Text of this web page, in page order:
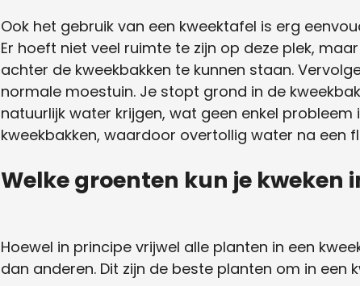
Ook het gebruik van een kweektafel is erg
Er hoeft niet veel ruimte te zijn op deze plek,
achter de kweekbakken te kunnen staan.
normale moestuin. Je stopt grond in de
natuurlijk water krijgen, wat geen enkel probleem
kweekbakken, waardoor overtollig water na een
Welke groenten kun je kweken
Hoewel in principe vrijwel alle planten in een
dan anderen. Dit zijn de beste planten om in een